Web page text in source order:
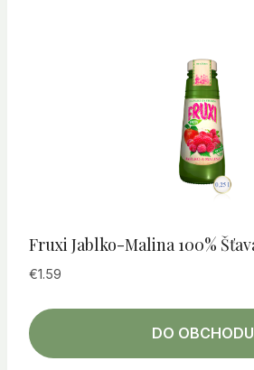
Fruxi Jablko-Malina 100%
€1.59
DO OBCHODU